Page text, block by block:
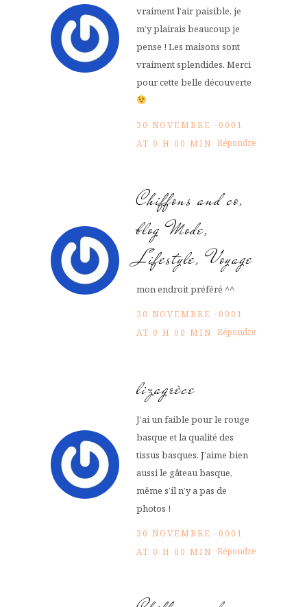
vraiment l’air paisible, je
m’y plairais beaucoup je
pense ! Les maisons sont
vraiment splendides. Merci
pour cette belle découverte
30 NOVEMBRE -0001
AT 0 H 00 MIN Répondre
Chiffons and co,
blog Mode,
Lifestyle, Voyage
mon endroit préféré ^^
30 NOVEMBRE -0001
AT 0 H 00 MIN Répondre
lizagrèce
J’ai un faible pour le rouge
basque et la qualité des
tissus basques. J’aime bien
aussi le gâteau basque,
même s’il n’y a pas de
photos !
30 NOVEMBRE -0001
AT 0 H 00 MIN Répondre